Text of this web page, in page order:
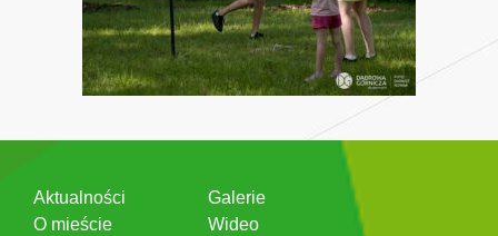
Aktualności
O mieście
Galerie
Wideo